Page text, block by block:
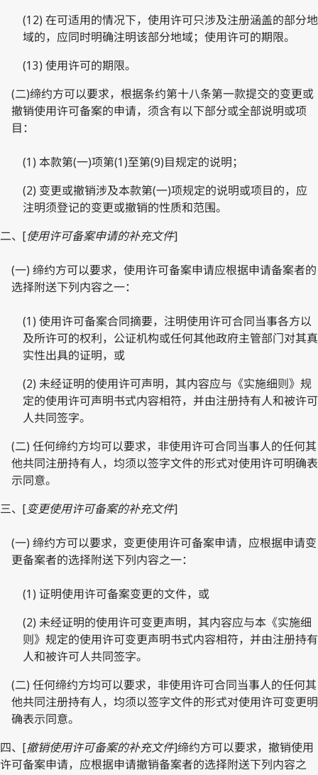
(12) 在可适用的情况下，使用许可只涉及注册涵盖的部分地
域的，应同时明确注明该部分地域；使用许可的期限。
(13) 使用许可的期限。
(二)缔约方可以要求，根据条约第十八条第一款提交的变更或
撤销使用许可备案的申请，须含有以下部分或全部说明或项
目：
(1) 本款第(一)项第(1)至第(9)目规定的说明；
(2) 变更或撤销涉及本款第(一)项规定的说明或项目的，应
注明须登记的变更或撤销的性质和范围。
二、[使用许可备案申请的补充文件]
(一) 缔约方可以要求，使用许可备案申请应根据申请备案者的
选择附送下列内容之一：
(1) 使用许可备案合同摘要，注明使用许可合同当事各方以
及所许可的权利，公证机构或任何其他政府主管部门对其真
实性出具的证明，或
(2) 未经证明的使用许可声明，其内容应与《实施细则》规
定的使用许可声明书式内容相符，并由注册持有人和被许可
人共同签字。
(二) 任何缔约方均可以要求，非使用许可合同当事人的任何其
他共同注册持有人，均须以签字文件的形式对使用许可明确表
示同意。
三、[变更使用许可备案的补充文件]
(一) 缔约方可以要求，变更使用许可备案申请，应根据申请变
更备案者的选择附送下列内容之一：
(1) 证明使用许可备案变更的文件，或
(2) 未经证明的使用许可变更声明，其内容应与本《实施细
则》规定的使用许可变更声明书式内容相符，并由注册持有
人和被许可人共同签字。
(二) 任何缔约方均可以要求，非使用许可合同当事人的任何其
他共同注册持有人，均须以签字文件的形式对使用许可变更明
确表示同意。
四、[撤销使用许可备案的补充文件]缔约方可以要求，撤销使用
许可备案申请，应根据申请撤销备案者的选择附送下列内容之